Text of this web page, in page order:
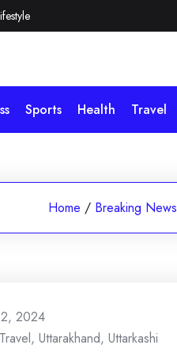
Sports Health Travel
Home / Breaking News
2024
Travel, Uttarakhand, Uttarkashi